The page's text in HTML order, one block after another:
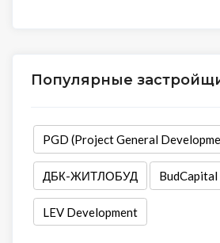
Популярные
PGD (Project General
ДБК-ЖИТЛОБУД BudCapital
LEV Development